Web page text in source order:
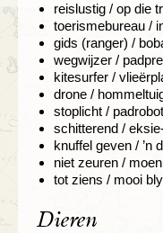
reislustig / op die
toerismebureau /
gids (ranger) /
wegwijzer /
kitesurfer /
drone /
stoplicht / padrobot
schitterend /
knuffel geven / ’n
niet zeuren /
tot ziens / mooi
Dieren